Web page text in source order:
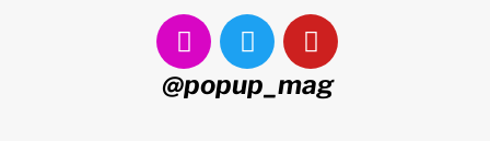
@popup_mag